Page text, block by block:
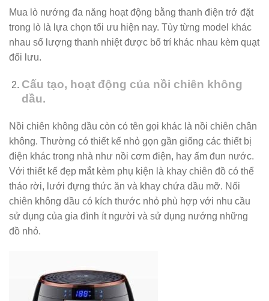
Mua lò nướng đa năng hoạt động bằng thanh điện trở đặt
trong lò là lựa chọn tối ưu hiện nay. Tùy từng model khác
nhau số lượng thanh nhiệt được bố trí khác nhau kèm quạt
đối lưu.
Cấu tạo, hoạt động của nồi chiên không
dầu.
Nồi chiên không dầu còn có tên gọi khác là nồi chiên chân
không. Thường có thiết kế nhỏ gọn gần giống các thiết bị
điện khác trong nhà như nồi cơm điện, hay ấm đun nước.
Với thiết kế đẹp mắt kèm phụ kiện là khay chiên đồ có thể
tháo rời, lưới đựng thức ăn và khay chứa dầu mỡ. Nối
chiên không dầu có kích thước nhỏ phù hợp với nhu cầu
sử dụng của gia đình ít người và sử dụng nướng những
đồ nhỏ.